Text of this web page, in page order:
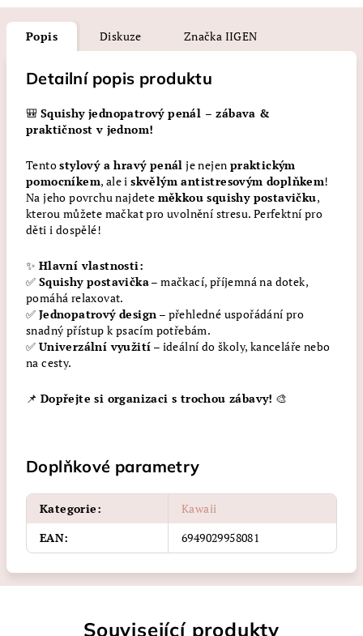
Popis Diskuze Značka IIGEN
Detailní popis produktu
🎒 Squishy jednopatrový penál – zábava &
praktičnost v jednom!
Tentostylový a hravý penál je nejen praktickým
pomocníkem, ale iskvělým antistresovým doplňkem!
Na jeho povrchu najdete měkkou squishy postavičku,
kterou můžete mačkat pro uvolnění stresu. Perfektní pro
děti i dospělé!
✨ Hlavní vlastnosti:
✅ Squishy postavička– mačkací, příjemná na dotek,
pomáhá relaxovat.
✅ Jednopatrový design – přehledné uspořádání pro
snadný přístup k psacím potřebám.
✅ Univerzální využití – ideální do školy, kanceláře nebo
na cesty.
📌 Dopřejte si organizaci s trochou zábavy! 🎨
Doplňkové parametry
Kategorie:
Kawaii
EAN: 6949029958081
Související produkty